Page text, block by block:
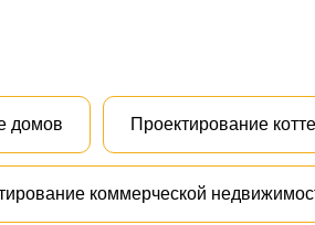
домов Проектирование
коммерческой